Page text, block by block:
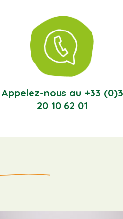
Appelez-nous au +33 (0)3
20 10 62 01